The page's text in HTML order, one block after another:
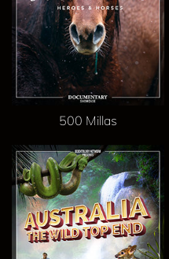
500 Millas